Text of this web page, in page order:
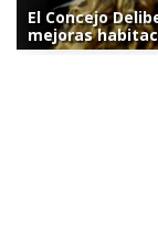
El Concejo
mejoras